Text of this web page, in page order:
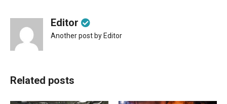
Editor
Another post by Editor
Related posts